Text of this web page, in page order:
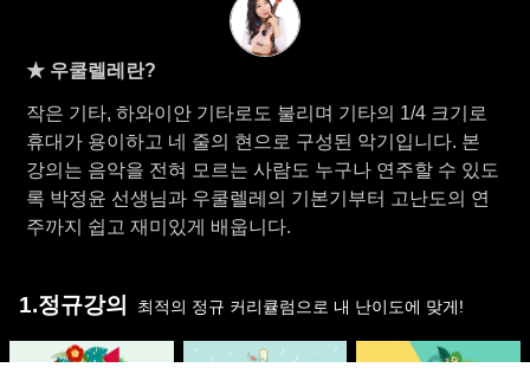
★ 우쿨렐레란?
작은 기타, 하와이안 기타로도 불리며 기타의 1/4 크기로
휴대가 용이하고 네 줄의 현으로 구성된 악기입니다. 본
강의는 음악을 전혀 모르는 사람도 누구나 연주할 수 있도
록 박정윤 선생님과 우쿨렐레의 기본기부터 고난도의 연
주까지 쉽고 재미있게 배웁니다.
1.정규강의 최적의 정규 커리큘럼으로 내 난이도에 맞게!